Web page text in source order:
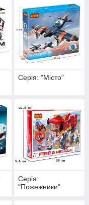
Серія: "Місто"
Серія:
"Пожежники"